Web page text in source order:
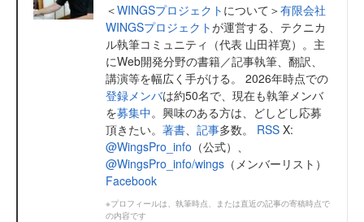
＜WINGSプロジェクト について＞有限会社
WINGSプロジェクトが運営する、テクニカ
ル執筆コミュニティ（代表 山田祥寛）。主
にWeb開発分野の書籍／記事執筆、翻訳、
講演等を幅広く手がける。 2026年時点での
登録メンバは約50名で、現在も執筆メンバ
を募集中。興味のある方は、どしどし応募
頂きたい。 著書 記事多数。 RSS X:
@WingsPro_info （公式）、
@WingsPro_info/wings （メンバーリスト）
Facebook
※プロフィールは、執筆時点、または直近の記事の寄稿時点で
の内容です